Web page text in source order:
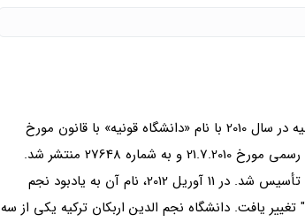
دانشگاه نجم الدین اربکان ترکیه به عنوان دانشگاه دولتی در قونیه در سال 2010 با نام «دانشگاه قونیه» با قانون مورخ
ترکیه (NEU) به عنوان دانشگاه قونیه تأسیس شد. در 11 آوریل 2012، نام آن به یادبود نجم
" تغییر یافت. دانشگاه نجم الدین اربکان ترکیه یکی از سه